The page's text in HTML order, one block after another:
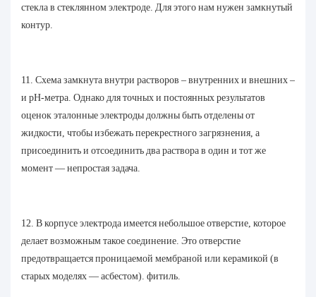
стекла в стеклянном электроде. Для этого нам нужен замкнутый
контур.
11. Схема замкнута внутри растворов – внутренних и внешних –
и pH-метра. Однако для точных и постоянных результатов
оценок эталонные электроды должны быть отделены от
жидкости, чтобы избежать перекрестного загрязнения, а
присоединить и отсоединить два раствора в один и тот же
момент — непростая задача.
12. В корпусе электрода имеется небольшое отверстие, которое
делает возможным такое соединение. Это отверстие
предотвращается проницаемой мембраной или керамикой (в
старых моделях — асбестом). фитиль.